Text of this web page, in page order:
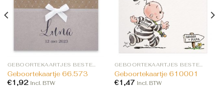
GEBOORTEKAARTJES BESTELLEN
Geboortekaartje 66.573
€1,92 Incl. BTW
GEBOORTEKAARTJES BESTELLEN
Geboortekaartje 610001
€1,47 Incl. BTW